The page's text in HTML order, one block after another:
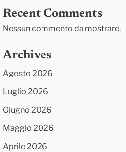
Recent Comments
Nessun commento da mostrare.
Archives
Agosto 2026
Luglio 2026
Giugno 2026
Maggio 2026
Aprile 2026